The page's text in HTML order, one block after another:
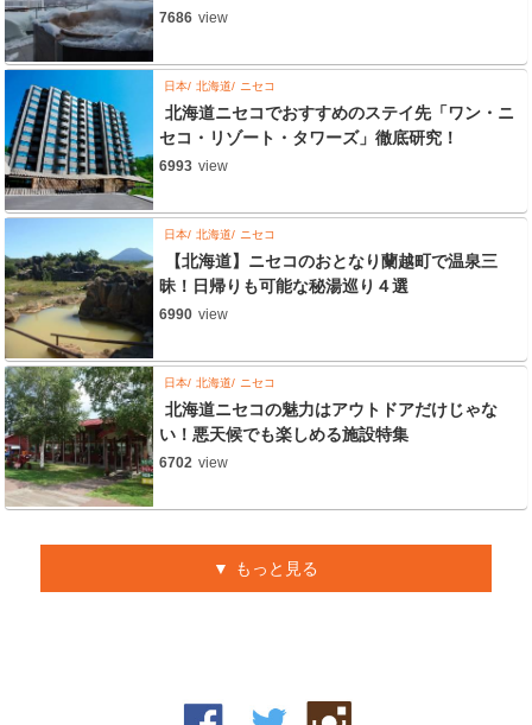
7686 view
日本 北海道 ニセコ
北海道ニセコでおすすめのステイ先「ワン・ニ
セコ・リゾート・タワーズ」徹底研究！
6993 view
日本 北海道 ニセコ
【北海道】ニセコのおとなり蘭越町で温泉三
昧！日帰りも可能な秘湯巡り４選
6990 view
日本 北海道 ニセコ
北海道ニセコの魅力はアウトドアだけじゃな
い！悪天候でも楽しめる施設特集
6702 view
もっと見る